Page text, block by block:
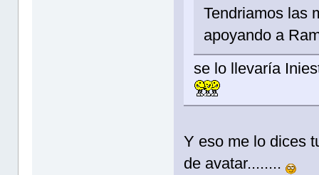
Tendriamos las
apoyando a
se lo llevaría
Y eso me lo dices
de avatar........